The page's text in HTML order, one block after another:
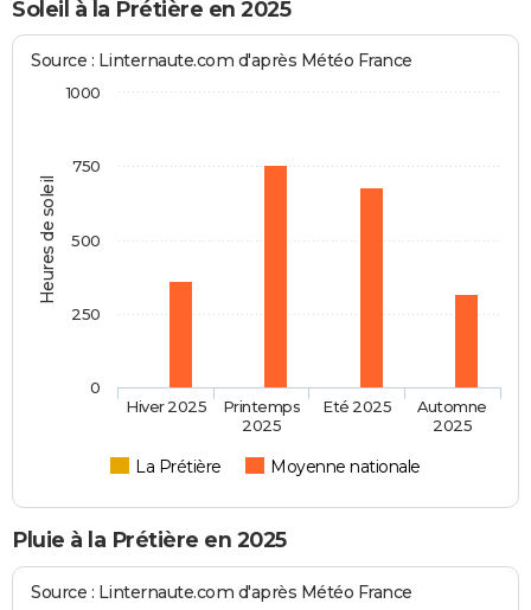
Soleil à la Prétière en 2025
Heures de soleil
Source : Linternaute.com d'après Météo France
La Prétière Moyenne nationale
Hiver 2025
Printemps
2025
Eté 2025
Automne
2025
0
250
500
750
1000
Pluie à la Prétière en 2025
Source : Linternaute.com d'après Météo France